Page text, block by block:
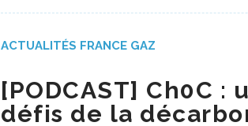
ACTUALITÉS FRANCE GAZ
[PODCAST] Ch0C
défis de la